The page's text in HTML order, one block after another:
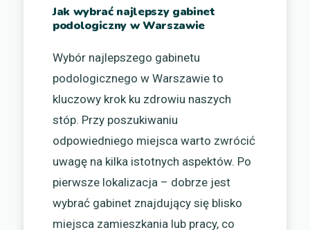
Jak wybrać najlepszy gabinet
podologiczny w Warszawie
Wybór najlepszego gabinetu
podologicznego w Warszawie to
kluczowy krok ku zdrowiu naszych
stóp. Przy poszukiwaniu
odpowiedniego miejsca warto zwrócić
uwagę na kilka istotnych aspektów. Po
pierwsze lokalizacja – dobrze jest
wybrać gabinet znajdujący się blisko
miejsca zamieszkania lub pracy, co